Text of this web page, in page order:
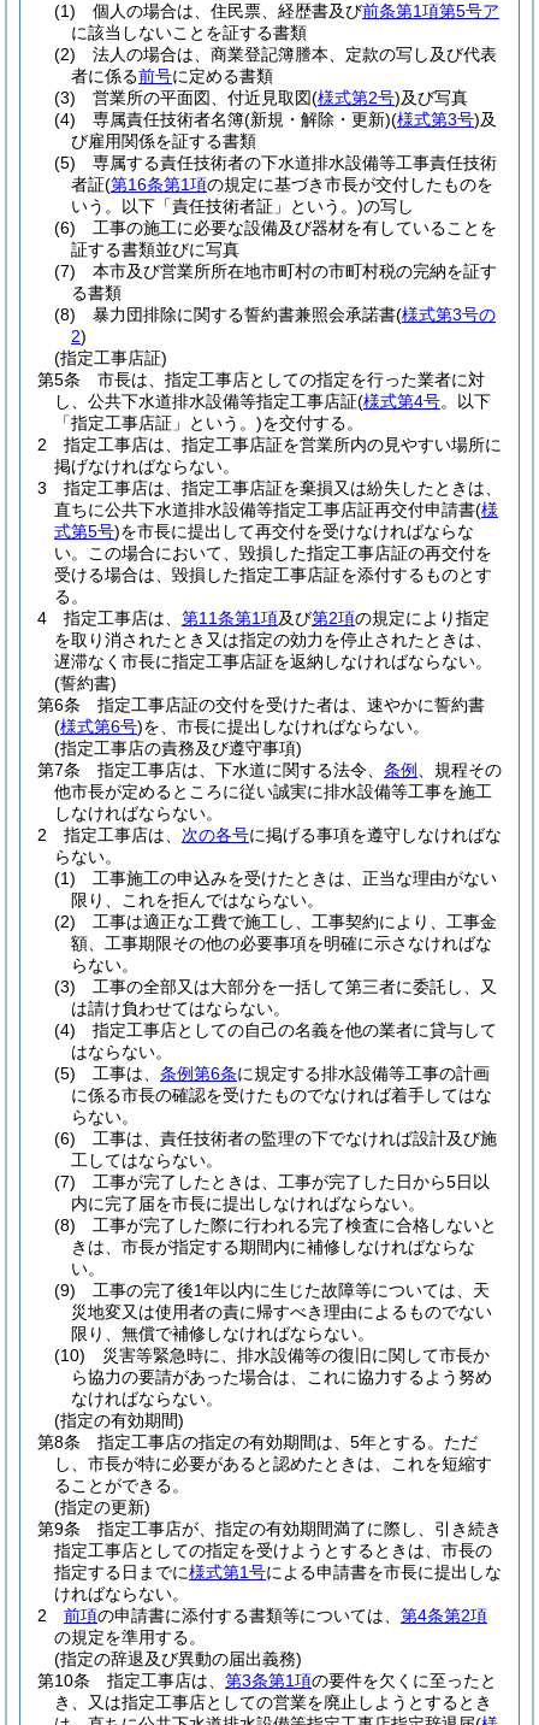
(1)
個人の場合は、住民票、経歴書及び前条第1項第5号ア
に該当しないことを証する書類
(2)
法人の場合は、商業登記簿謄本、定款の写し及び代表
者に係る前号に定める書類
(3)
営業所の平面図、付近見取図(様式第2号)及び写真
(4)
専属責任技術者名簿(新規・解除・更新)(様式第3号)及
び雇用関係を証する書類
(5)
専属する責任技術者の下水道排水設備等工事責任技術
者証(第16条第1項の規定に基づき市長が交付したものを
いう。以下「責任技術者証」という。)の写し
(6)
工事の施工に必要な設備及び器材を有していることを
証する書類並びに写真
(7)
本市及び営業所所在地市町村の市町村税の完納を証す
る書類
(8)
暴力団排除に関する誓約書兼照会承諾書(様式第3号の
2)
(指定工事店証)
第5条
市長は、指定工事店としての指定を行った業者に対
し、公共下水道排水設備等指定工事店証(様式第4号。以下
「指定工事店証」という。)を交付する。
2
指定工事店は、指定工事店証を営業所内の見やすい場所に
掲げなければならない。
3
指定工事店は、指定工事店証を棄損又は紛失したときは、
直ちに公共下水道排水設備等指定工事店証再交付申請書(様
式第5号)を市長に提出して再交付を受けなければならな
い。
この場合において、毀損した指定工事店証の再交付を
受ける場合は、毀損した指定工事店証を添付するものとす
る。
4
指定工事店は、 第11条第1項及び第2項の規定により指定
を取り消されたとき又は指定の効力を停止されたときは、
遅滞なく市長に指定工事店証を返納しなければならない。
(誓約書)
第6条
指定工事店証の交付を受けた者は、速やかに誓約書
(様式第6号)を、市長に提出しなければならない。
(指定工事店の責務及び遵守事項)
第7条
指定工事店は、下水道に関する法令、 条例
、規程その
他市長が定めるところに従い誠実に排水設備等工事を施工
しなければならない。
2
指定工事店は、 次の各号に掲げる事項を遵守しなければな
らない。
(1)
工事施工の申込みを受けたときは、正当な理由がない
限り、これを拒んではならない。
(2)
工事は適正な工費で施工し、工事契約により、工事金
額、工事期限その他の必要事項を明確に示さなければな
らない。
(3)
工事の全部又は大部分を一括して第三者に委託し、又
は請け負わせてはならない。
(4)
指定工事店としての自己の名義を他の業者に貸与して
はならない。
(5)
工事は、 条例第6条に規定する排水設備等工事の計画
に係る市長の確認を受けたものでなければ着手してはな
らない。
(6)
工事は、責任技術者の監理の下でなければ設計及び施
工してはならない。
(7)
工事が完了したときは、工事が完了した日から5日以
内に完了届を市長に提出しなければならない。
(8)
工事が完了した際に行われる完了検査に合格しないと
きは、市長が指定する期間内に補修しなければならな
い。
(9)
工事の完了後1年以内に生じた故障等については、天
災地変又は使用者の責に帰すべき理由によるものでない
限り、無償で補修しなければならない。
(10)
災害等緊急時に、排水設備等の復旧に関して市長か
ら協力の要請があった場合は、これに協力するよう努め
なければならない。
(指定の有効期間)
第8条
指定工事店の指定の有効期間は、5年とする。 ただ
し、市長が特に必要があると認めたときは、これを短縮す
ることができる。
(指定の更新)
第9条
指定工事店が、指定の有効期間満了に際し、引き続き
指定工事店としての指定を受けようとするときは、市長の
指定する日までに様式第1号による申請書を市長に提出しな
ければならない。
2
前項の申請書に添付する書類等については、 第4条第2項
の規定を準用する。
(指定の辞退及び異動の届出義務)
第10条
指定工事店は、 第3条第1項の要件を欠くに至ったと
き、又は指定工事店としての営業を廃止しようとするとき